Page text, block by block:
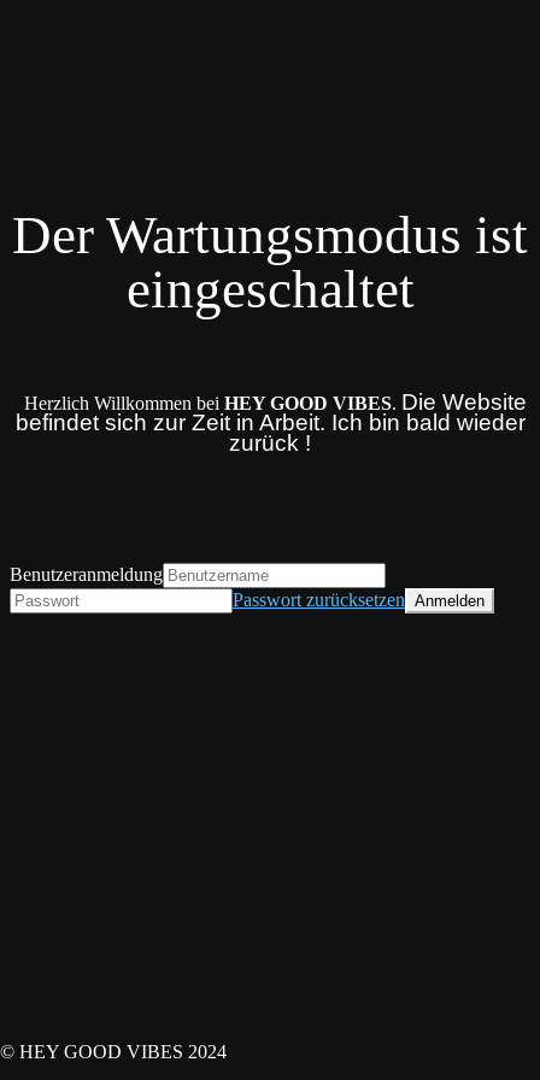
Der Wartungsmodus ist
eingeschaltet
Herzlich Willkommen bei HEY GOOD VIBES. Die Website
befindet sich zur Zeit in Arbeit. Ich bin bald wieder
zurück !
© HEY GOOD VIBES 2024
Benutzeranmeldung
Passwort zurücksetzen